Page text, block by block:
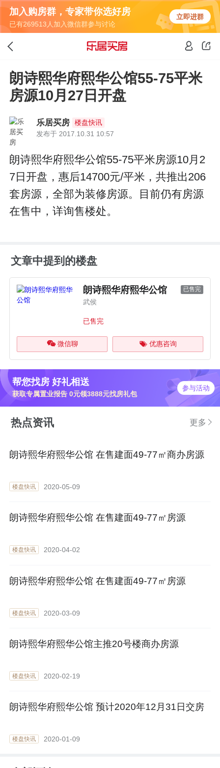
加入购房群，专家带你选好房
已有269513人加入微信群参与讨论
立即进群
朗诗熙华府熙华公馆55-75平米
房源10月27日开盘
乐居买房
楼盘快讯
发布于 2017.10.31 10:57
朗诗熙华府熙华公馆55-75平米房源10月2
7日开盘，惠后14700元/平米，共推出206
套房源，全部为装修房源。目前仍有房源
在售中，详询售楼处。
文章中提到的楼盘
朗诗熙华府熙华公馆 已售完
武侯
已售完
微信聊 优惠咨询
帮您找房 好礼相送
获取专属置业报告 0元领3888元找房礼包
参与活动
热点资讯 更多
朗诗熙华府熙华公馆 在售建面49-77㎡商办房源
楼盘快讯 2020-05-09
朗诗熙华府熙华公馆 在售建面49-77㎡房源
楼盘快讯 2020-04-02
朗诗熙华府熙华公馆 在售建面49-77㎡房源
楼盘快讯 2020-03-09
朗诗熙华府熙华公馆主推20号楼商办房源
楼盘快讯 2020-02-19
朗诗熙华府熙华公馆 预计2020年12月31日交房
楼盘快讯 2020-01-09